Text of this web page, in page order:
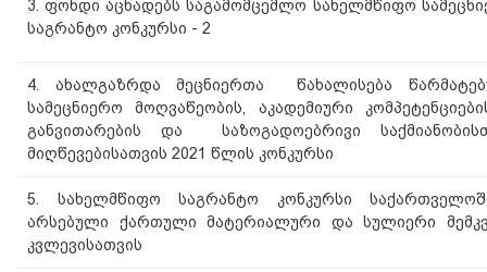
3. ფონდი აცხადებს საგამომცემლო სახელმწიფო
საგრანტო კონკურსი - 2
4. ახალგაზრდა მეცნიერთა წახალისება
სამეცნიერო მოღვაწეობის, აკადემიური
განვითარების და საზოგადოებრივი
მიღწევებისათვის 2021 წლის კონკურსი
5. სახელმწიფო საგრანტო კონკურსი
არსებული ქართული მატერიალური და სულიერი
კვლევისათვის